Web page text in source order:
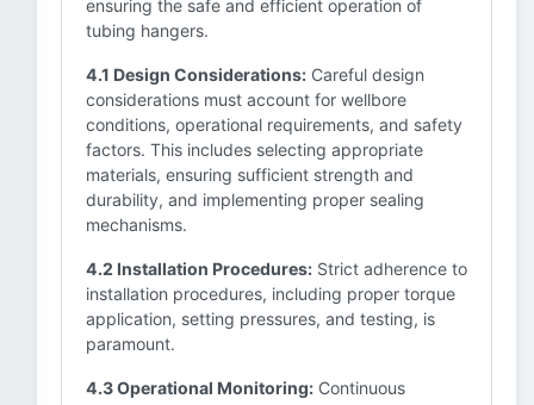
ensuring the safe and efficient operation of
tubing hangers.
4.1 Design Considerations: Careful design
considerations must account for wellbore
conditions, operational requirements, and safety
factors. This includes selecting appropriate
materials, ensuring sufficient strength and
durability, and implementing proper sealing
mechanisms.
4.2 Installation Procedures: Strict adherence to
installation procedures, including proper torque
application, setting pressures, and testing, is
paramount.
4.3 Operational Monitoring: Continuous